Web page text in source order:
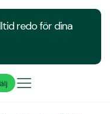
redo för dina